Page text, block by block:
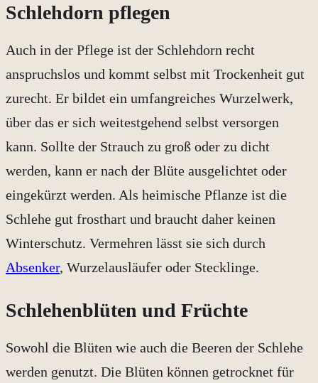
Schlehdorn pflegen
Auch in der Pflege ist der Schlehdorn recht
anspruchslos und kommt selbst mit Trockenheit gut
zurecht. Er bildet ein umfangreiches Wurzelwerk,
über das er sich weitestgehend selbst versorgen
kann. Sollte der Strauch zu groß oder zu dicht
werden, kann er nach der Blüte ausgelichtet oder
eingekürzt werden. Als heimische Pflanze ist die
Schlehe gut frosthart und braucht daher keinen
Winterschutz. Vermehren lässt sie sich durch
Absenker, Wurzelausläufer oder Stecklinge.
Schlehenblüten und Früchte
Sowohl die Blüten wie auch die Beeren der Schlehe
werden genutzt. Die Blüten können getrocknet für